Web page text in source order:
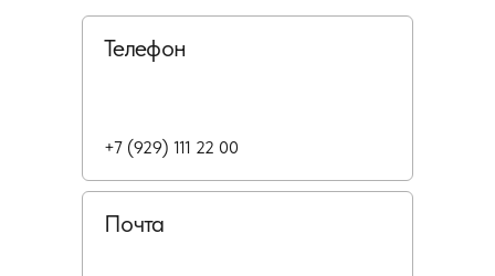
Телефон
Почта
+7 (929) 111 22 00